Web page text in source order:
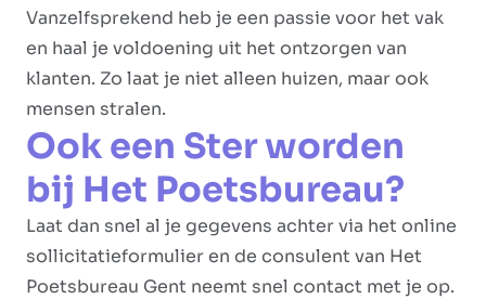
Vanzelfsprekend heb je een passie voor het vak
en haal je voldoening uit het ontzorgen van
klanten. Zo laat je niet alleen huizen, maar ook
mensen stralen.
Ook een Ster worden
bij Het Poetsbureau?
Laat dan snel al je gegevens achter via het online
sollicitatieformulier en de consulent van Het
Poetsbureau Gent neemt snel contact met je op.